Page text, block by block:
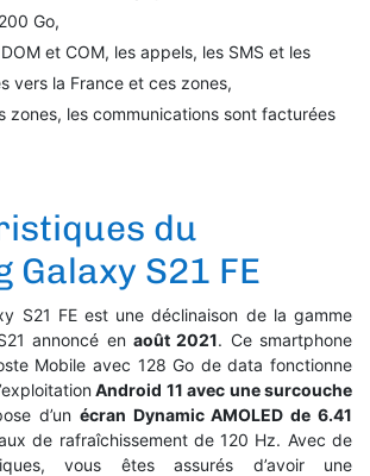
Go,
DOM et COM, les appels, les SMS et les
vers la France et ces zones,
zones, les communications sont facturées
du
Galaxy S21 FE
S21 FE est une déclinaison de la gamme
annoncé en août 2021. Ce smartphone
Mobile avec 128 Go de data fonctionne
Android 11 avec une surcouche
d’un écran Dynamic AMOLED de 6.41
de rafraîchissement de 120 Hz. Avec de
vous êtes assurés d’avoir une